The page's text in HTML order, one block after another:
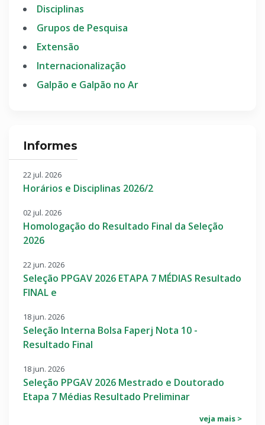
Disciplinas
Grupos de Pesquisa
Extensão
Internacionalização
Galpão e Galpão no Ar
Informes
22 jul. 2026
Horários e Disciplinas 2026/2
02 jul. 2026
Homologação do Resultado Final da Seleção
2026
22 jun. 2026
Seleção PPGAV 2026 ETAPA 7 MÉDIAS Resultado
FINAL e
18 jun. 2026
Seleção Interna Bolsa Faperj Nota 10 -
Resultado Final
18 jun. 2026
Seleção PPGAV 2026 Mestrado e Doutorado
Etapa 7 Médias Resultado Preliminar
veja mais >